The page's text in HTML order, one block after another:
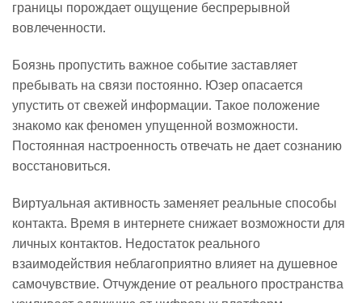
границы порождает ощущение беспрерывной
вовлеченности.
Боязнь пропустить важное событие заставляет
пребывать на связи постоянно. Юзер опасается
упустить от свежей информации. Такое положение
знакомо как феномен упущенной возможности.
Постоянная настроенность отвечать не дает сознанию
восстановиться.
Виртуальная активность заменяет реальные способы
контакта. Время в интернете снижает возможности для
личных контактов. Недостаток реального
взаимодействия неблагоприятно влияет на душевное
самочувствие. Отчуждение от реального пространства